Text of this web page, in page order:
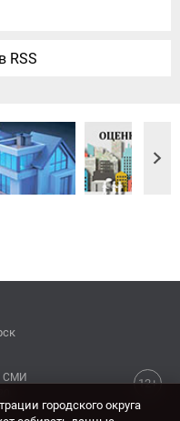
RSS
12+
СМИ
городского округа